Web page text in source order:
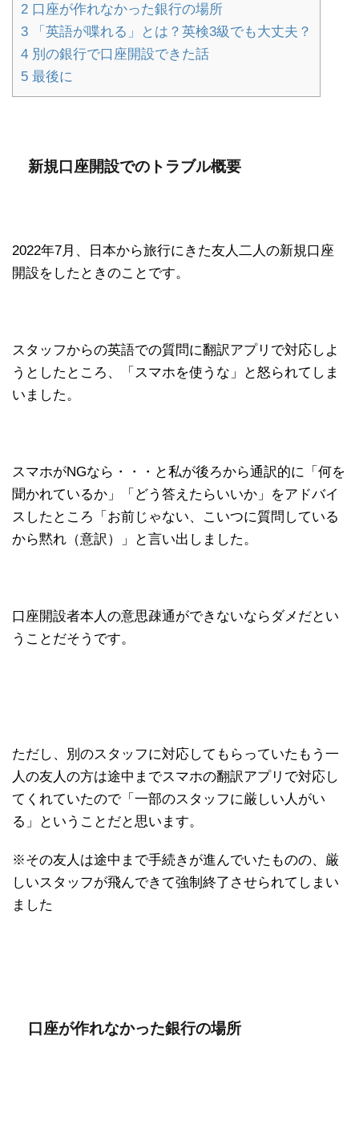
2 口座が作れなかった銀行の場所
3 「英語が喋れる」とは？英検3級でも大丈夫？
4 別の銀行で口座開設できた話
5 最後に
新規口座開設でのトラブル概要
2022年7月、日本から旅行にきた友人二人の新規口座
開設をしたときのことです。
スタッフからの英語での質問に翻訳アプリで対応しよ
うとしたところ、「スマホを使うな」と怒られてしま
いました。
スマホがNGなら・・・と私が後ろから通訳的に「何を
聞かれているか」「どう答えたらいいか」をアドバイ
スしたところ「お前じゃない、こいつに質問している
から黙れ（意訳）」と言い出しました。
口座開設者本人の意思疎通ができないならダメだとい
うことだそうです。
ただし、別のスタッフに対応してもらっていたもう一
人の友人の方は途中までスマホの翻訳アプリで対応し
てくれていたので「一部のスタッフに厳しい人がい
る」ということだと思います。
※その友人は途中まで手続きが進んでいたものの、厳
しいスタッフが飛んできて強制終了させられてしまい
ました
口座が作れなかった銀行の場所